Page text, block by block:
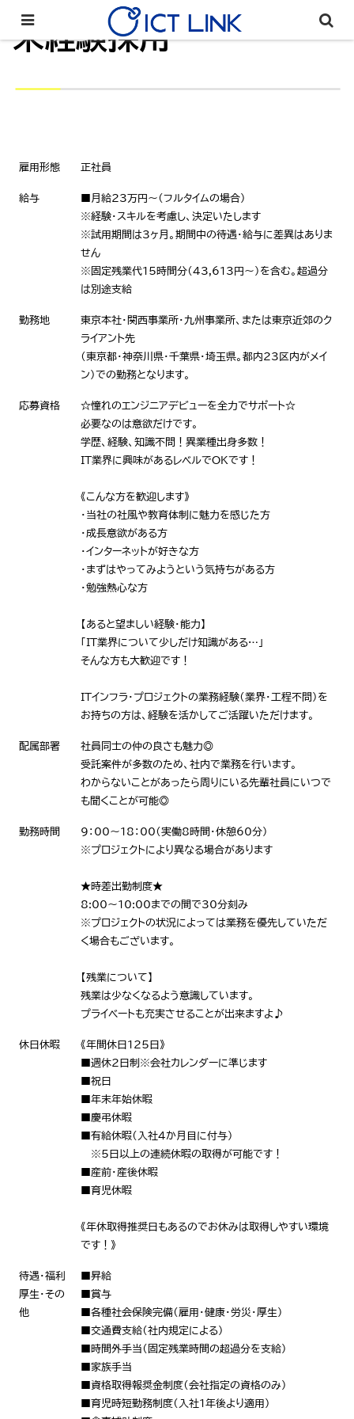
未経験採用
雇用形態 正社員
給与
■月給23万円～（フルタイムの場合）
※経験・スキルを考慮し、決定いたします
※試用期間は3ヶ月。期間中の待遇・給与に差異はありま
せん
※固定残業代15時間分（43,613円～）を含む。超過分
は別途支給
勤務地
東京本社・関西事業所・九州事業所、または東京近郊のク
ライアント先
（東京都・神奈川県・千葉県・埼玉県。都内23区内がメイ
ン）での勤務となります。
応募資格
☆憧れのエンジニアデビューを全力でサポート☆
必要なのは意欲だけです。
学歴、経験、知識不問！異業種出身多数！
IT業界に興味があるレベルでOKです！
《こんな方を歓迎します》
・当社の社風や教育体制に魅力を感じた方
・成長意欲がある方
・インターネットが好きな方
・まずはやってみようという気持ちがある方
・勉強熱心な方
【あると望ましい経験・能力】
「IT業界について少しだけ知識がある…」
そんな方も大歓迎です！
ITインフラ・プロジェクトの業務経験（業界・工程不問）を
お持ちの方は、経験を活かしてご活躍いただけます。
配属部署
社員同士の仲の良さも魅力◎
受託案件が多数のため、社内で業務を行います。
わからないことがあったら周りにいる先輩社員にいつで
も聞くことが可能◎
勤務時間
9：00～18：00（実働8時間・休憩60分）
※プロジェクトにより異なる場合があります
★時差出勤制度★
8:00～10:00までの間で30分刻み
※プロジェクトの状況によっては業務を優先していただ
く場合もございます。
【残業について】
残業は少なくなるよう意識しています。
プライベートも充実させることが出来ますよ♪
休日休暇
《年間休日125日》
■週休2日制※会社カレンダーに準じます
■祝日
■年末年始休暇
■慶弔休暇
■有給休暇（入社4か月目に付与）
※5日以上の連続休暇の取得が可能です！
■産前・産後休暇
■育児休暇
《年休取得推奨日もあるのでお休みは取得しやすい環境
です！》
待遇・福利
厚生・その
他
■昇給
■賞与
■各種社会保険完備（雇用・健康・労災・厚生）
■交通費支給（社内規定による）
■時間外手当（固定残業時間の超過分を支給）
■家族手当
■資格取得報奨金制度（会社指定の資格のみ）
■育児時短勤務制度（入社1年後より適用）